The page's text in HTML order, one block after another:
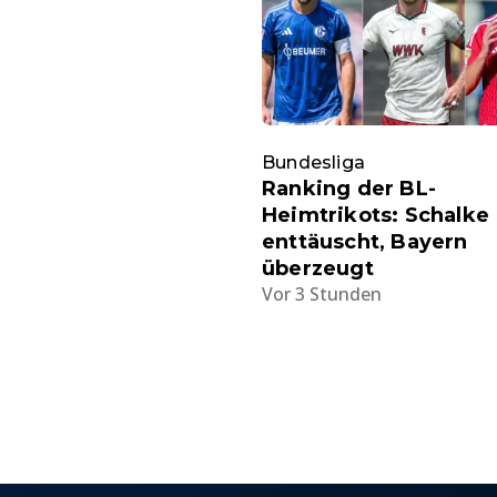
Bundesliga
Ranking der BL-
Heimtrikots: Schalke
enttäuscht, Bayern
überzeugt
Vor 3 Stunden